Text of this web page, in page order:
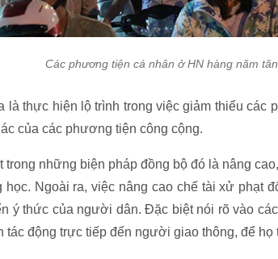
Các phương tiện cá nhân ở HN hàng năm
là thực hiện lộ trình trong việc giảm thiểu
của các phương tiện công cộng.
trong những biện pháp đồng bộ đó là nâng
học. Ngoài ra, việc nâng cao chế tài xử phạt
ý thức của người dân. Đặc biệt nói rõ vào
tác động trực tiếp đến người giao thông, để họ